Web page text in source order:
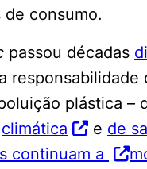
de consumo.
passou décadas
responsabilidade
plástica –
climática e de
continuam a